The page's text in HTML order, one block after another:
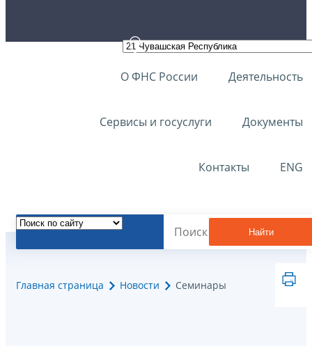
О ФНС России Деятельность
Сервисы и госуслуги Документы
Контакты ENG
Найти
Главная страница Новости Семинары